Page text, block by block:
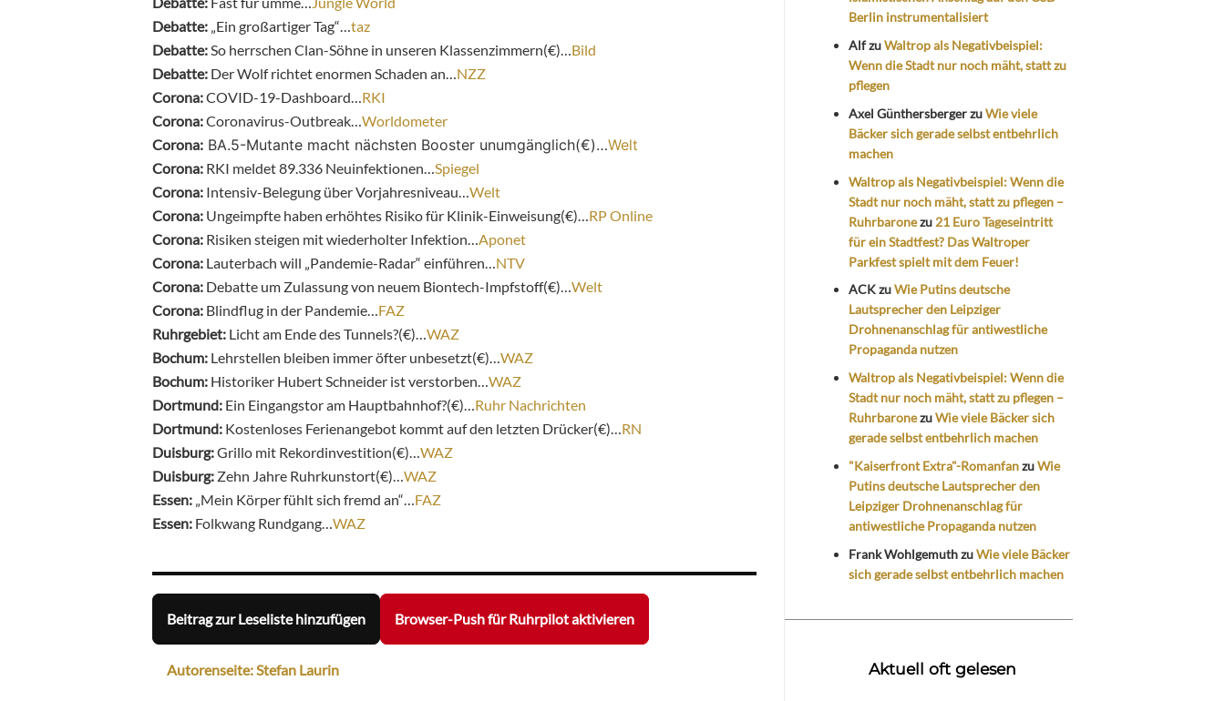
Debatte: „Ein großartiger Tag“… taz
Debatte: So herrschen Clan-Söhne in unseren Klassenzimmern(€)… Bild
Debatte: Der Wolf richtet enormen Schaden an… NZZ
Corona:COVID-19-Dashboard… RKI
Corona:Coronavirus-Outbreak… Worldometer
Corona: BA.5-Mutante macht nächsten Booster unumgänglich(€)…Welt
Corona: RKI meldet 89.336 Neuinfektionen… Spiegel
Corona: Intensiv-Belegung über Vorjahresniveau… Welt
Corona: Ungeimpfte haben erhöhtes Risiko für Klinik-Einweisung(€)… RP Online
Corona: Risiken steigen mit wiederholter Infektion… Aponet
Corona: Lauterbach will „Pandemie-Radar“ einführen… NTV
Corona: Debatte um Zulassung von neuem Biontech-Impfstoff(€)… Welt
Corona: Blindflug in der Pandemie… FAZ
Ruhrgebiet: Licht am Ende des Tunnels?(€)… WAZ
Bochum: Lehrstellen bleiben immer öfter unbesetzt(€)… WAZ
Bochum: Historiker Hubert Schneider ist verstorben… WAZ
Dortmund: Ein Eingangstor am Hauptbahnhof?(€)… Ruhr Nachrichten
Dortmund: Kostenloses Ferienangebot kommt auf den letzten Drücker(€)… RN
Duisburg:Grillo mit Rekordinvestition(€)… WAZ
Duisburg: Zehn Jahre Ruhrkunstort(€)… WAZ
Essen: „Mein Körper fühlt sich fremd an“… FAZ
Essen: Folkwang Rundgang… WAZ
Beitrag zur Leseliste hinzufügen Browser-Push für Ruhrpilot aktivieren
Autorenseite: Stefan Laurin
Berlin instrumentalisiert
AlfzuWaltrop als Negativbeispiel:
Wenn die Stadt nur noch mäht, statt zu
pflegen
Axel GünthersbergerzuWie viele
Bäcker sich gerade selbst entbehrlich
machen
Waltrop als Negativbeispiel: Wenn die
Stadt nur noch mäht, statt zu pflegen –
Ruhrbaronezu 21 Euro Tageseintritt
für ein Stadtfest? Das Waltroper
Parkfest spielt mit dem Feuer!
ACKzuWie Putins deutsche
Lautsprecher den Leipziger
Drohnenanschlag für antiwestliche
Propaganda nutzen
Waltrop als Negativbeispiel: Wenn die
Stadt nur noch mäht, statt zu pflegen –
RuhrbaronezuWie viele Bäcker sich
gerade selbst entbehrlich machen
"Kaiserfront Extra"-RomanfanzuWie
Putins deutsche Lautsprecher den
Leipziger Drohnenanschlag für
antiwestliche Propaganda nutzen
Frank WohlgemuthzuWie viele Bäcker
sich gerade selbst entbehrlich machen
Aktuell oft gelesen